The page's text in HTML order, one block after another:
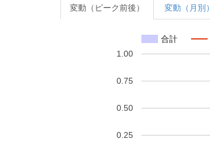
変動（ピーク前後） 変動（月別）
合計
0.25
0.50
0.75
1.00